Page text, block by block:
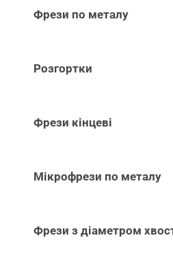
Фрези по металу
Розгортки
Фрези кінцеві
Мікрофрези по металу
Фрези з діаметром